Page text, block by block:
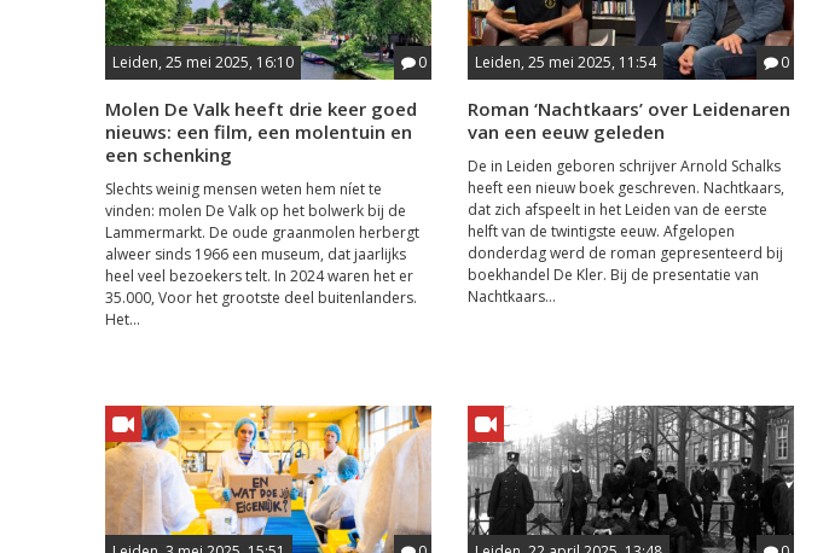
Leiden, 25 mei 2025, 16:10 0
Molen De Valk heeft drie keer goed
nieuws: een film, een molentuin en
een schenking
Slechts weinig mensen weten hem níet te
vinden: molen De Valk op het bolwerk bij de
Lammermarkt. De oude graanmolen herbergt
alweer sinds 1966 een museum, dat jaarlijks
heel veel bezoekers telt. In 2024 waren het er
35.000, Voor het grootste deel buitenlanders.
Het...
Leiden, 25 mei 2025, 11:54 0
Roman ‘Nachtkaars’ over Leidenaren
van een eeuw geleden
De in Leiden geboren schrijver Arnold Schalks
heeft een nieuw boek geschreven. Nachtkaars,
dat zich afspeelt in het Leiden van de eerste
helft van de twintigste eeuw. Afgelopen
donderdag werd de roman gepresenteerd bij
boekhandel De Kler. Bij de presentatie van
Nachtkaars...